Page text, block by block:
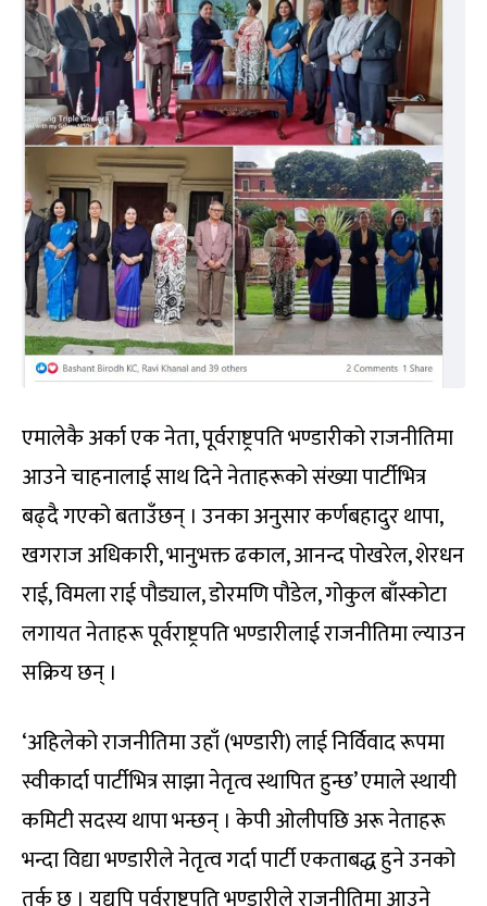
एमालेकै अर्का एक नेता, पूर्वराष्ट्रपति भण्डारीको राजनीतिमा
आउने चाहनालाई साथ दिने नेताहरूको संख्या पार्टीभित्र
बढ्दै गएको बताउँछन् । उनका अनुसार कर्णबहादुर थापा,
खगराज अधिकारी, भानुभक्त ढकाल, आनन्द पोखरेल, शेरधन
राई, विमला राई पौड्याल, डोरमणि पौडेल, गोकुल बाँस्कोटा
लगायत नेताहरू पूर्वराष्ट्रपति भण्डारीलाई राजनीतिमा ल्याउन
सक्रिय छन् ।
‘अहिलेको राजनीतिमा उहाँ (भण्डारी) लाई निर्विवाद रूपमा
स्वीकार्दा पार्टीभित्र साझा नेतृत्व स्थापित हुन्छ’ एमाले स्थायी
कमिटी सदस्य थापा भन्छन् । केपी ओलीपछि अरू नेताहरू
भन्दा विद्या भण्डारीले नेतृत्व गर्दा पार्टी एकताबद्ध हुने उनको